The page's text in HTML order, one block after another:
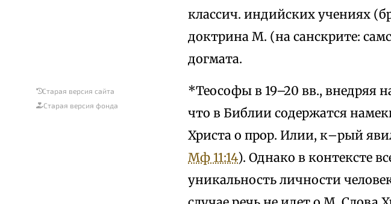
Старая версия сайта
Старая версия фонда
классич. индийских учениях
доктрина М. (на санскрите:
догмата.
*Теософы в 19–20 вв., внедряя
что в Библии содержатся
Христа о прор. Илии, к–рый
Мф 11:14). Однако в контексте
уникальность личности